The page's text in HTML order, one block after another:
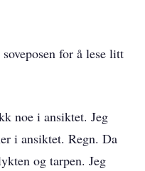
for å lese litt
noe i ansiktet. Jeg
i ansiktet. Regn. Da
og tarpen. Jeg